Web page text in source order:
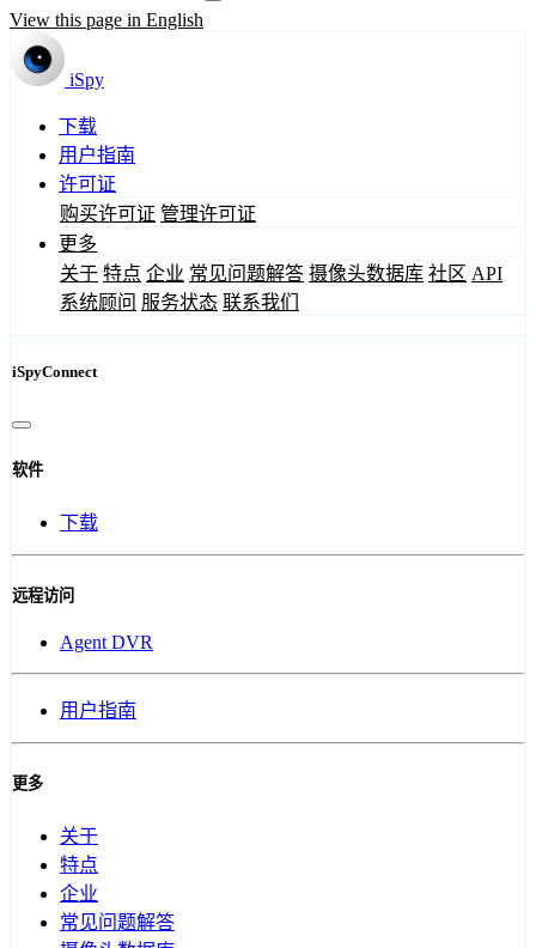
View this page in English
iSpy
下载
用户指南
许可证
购买许可证 管理许可证
更多
关于 特点 企业 常见问题解答 摄像头数据库 社区 API
系统顾问 服务状态 联系我们
iSpyConnect
软件
下载
远程访问
Agent DVR
用户指南
更多
关于
特点
企业
常见问题解答